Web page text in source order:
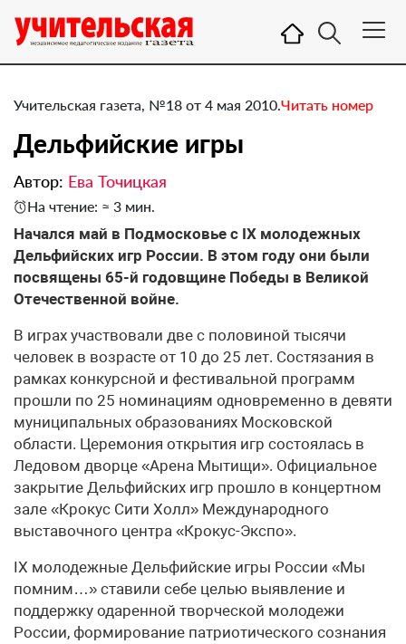
Учительская газета, №18 от 4 мая 2010.Читать номер
Дельфийские игры
Автор: Ева Точицкая
На чтение: ≈ 3 мин.
Начался май в Подмосковье с IX молодежных
Дельфийских игр России. В этом году они были
посвящены 65-й годовщине Победы в Великой
Отечественной войне.
В играх участвовали две с половиной тысячи
человек в возрасте от 10 до 25 лет. Состязания в
рамках конкурсной и фестивальной программ
прошли по 25 номинациям одновременно в девяти
муниципальных образованиях Московской
области. Церемония открытия игр состоялась в
Ледовом дворце «Арена Мытищи». Официальное
закрытие Дельфийских игр прошло в концертном
зале «Крокус Сити Холл» Международного
выставочного центра «Крокус-Экспо».
IX молодежные Дельфийские игры России «Мы
помним…» ставили себе целью выявление и
поддержку одаренной творческой молодежи
России, формирование патриотического сознания